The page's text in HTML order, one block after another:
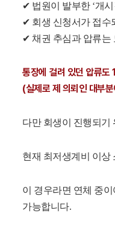
✔ 법원이 발부한 ‘개
✔ 회생 신청서가 접수
✔ 채권 추심과 압류는
통장에 걸려 있던 압류도
(실제로 제 의뢰인 대부
다만 회생이 진행되기
현재 최저생계비 이상
이 경우라면 연체 중
가능합니다.